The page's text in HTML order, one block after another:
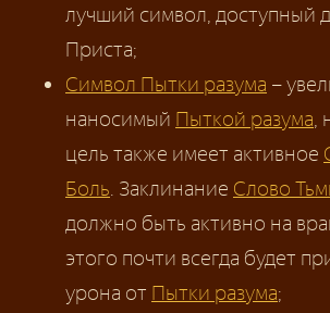
лучший символ, доступный
Приста;
Символ Пытки разума –
наносимый Пыткой разума
цель также имеет активное
Боль . Заклинание Слово
должно быть активно на
этого почти всегда будет
урона от Пытки разума;